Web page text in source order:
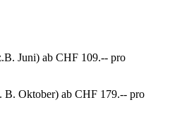
Juni) ab CHF 109.-- pro
B. Oktober) ab CHF 179.-- pro